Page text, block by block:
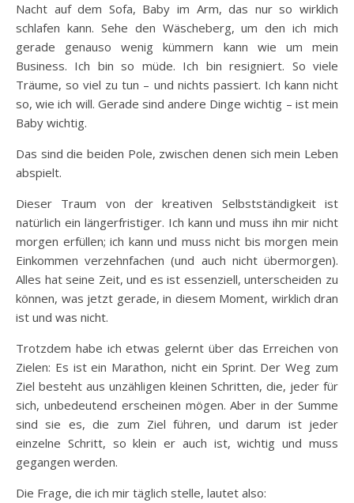
Nacht auf dem Sofa, Baby im Arm, das nur so wirklich
schlafen kann. Sehe den Wäscheberg, um den ich mich
gerade genauso wenig kümmern kann wie um mein
Business. Ich bin so müde. Ich bin resigniert. So viele
Träume, so viel zu tun – und nichts passiert. Ich kann nicht
so, wie ich will. Gerade sind andere Dinge wichtig – ist mein
Baby wichtig.
Das sind die beiden Pole, zwischen denen sich mein Leben
abspielt.
Dieser Traum von der kreativen Selbstständigkeit ist
natürlich ein längerfristiger. Ich kann und muss ihn mir nicht
morgen erfüllen; ich kann und muss nicht bis morgen mein
Einkommen verzehnfachen (und auch nicht übermorgen).
Alles hat seine Zeit, und es ist essenziell, unterscheiden zu
können, was jetzt gerade, in diesem Moment, wirklich dran
ist und was nicht.
Trotzdem habe ich etwas gelernt über das Erreichen von
Zielen: Es ist ein Marathon, nicht ein Sprint. Der Weg zum
Ziel besteht aus unzähligen kleinen Schritten, die, jeder für
sich, unbedeutend erscheinen mögen. Aber in der Summe
sind sie es, die zum Ziel führen, und darum ist jeder
einzelne Schritt, so klein er auch ist, wichtig und muss
gegangen werden.
Die Frage, die ich mir täglich stelle, lautet also: